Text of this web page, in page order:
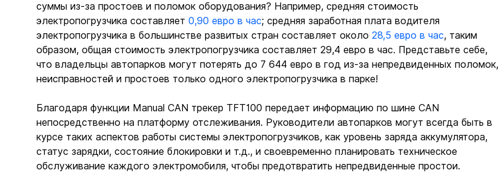
суммы из-за простоев и поломок оборудования? Например, средняя стоимость
электропогрузчика составляет 0,90 евро в час; средняя заработная плата водителя
электропогрузчика в большинстве развитых стран составляет около 28,5 евро в час, таким
образом, общая стоимость электропогрузчика составляет 29,4 евро в час. Представьте себе,
что владельцы автопарков могут потерять до 7 644 евро в год из-за непредвиденных поломок,
неисправностей и простоев только одного электропогрузчика в парке!
Благодаря функции Manual CAN трекер TFT100 передает информацию по шине CAN
непосредственно на платформу отслеживания. Руководители автопарков могут всегда быть в
курсе таких аспектов работы системы электропогрузчиков, как уровень заряда аккумулятора,
статус зарядки, состояние блокировки и т.д., и своевременно планировать техническое
обслуживание каждого электромобиля, чтобы предотвратить непредвиденные простои.